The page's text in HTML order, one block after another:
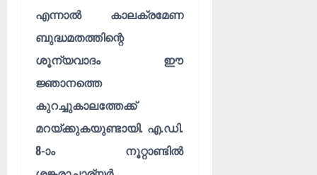
എന്നാൽ കാലക്രമേണ
ബുദ്ധമതത്തിന്റെ
ശൂന്യവാദം ഈ
ജ്ഞാനത്തെ
കുറച്ചുകാലത്തേക്ക്
മറയ്ക്കുകയുണ്ടായി. എ.ഡി.
8-ാം നൂറ്റാണ്ടിൽ